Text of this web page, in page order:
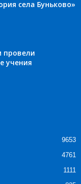
села Буньково»
провели
учения
9653
4761
1111